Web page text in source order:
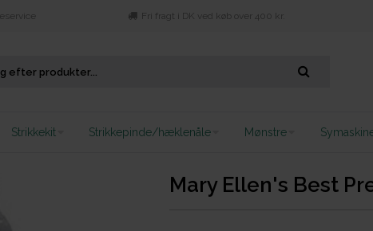
Fri fragt i DK ved køb over 400 kr.
Strikkekit Strikkepinde/hæklenåle Mønstre
Mary Ellen's Best